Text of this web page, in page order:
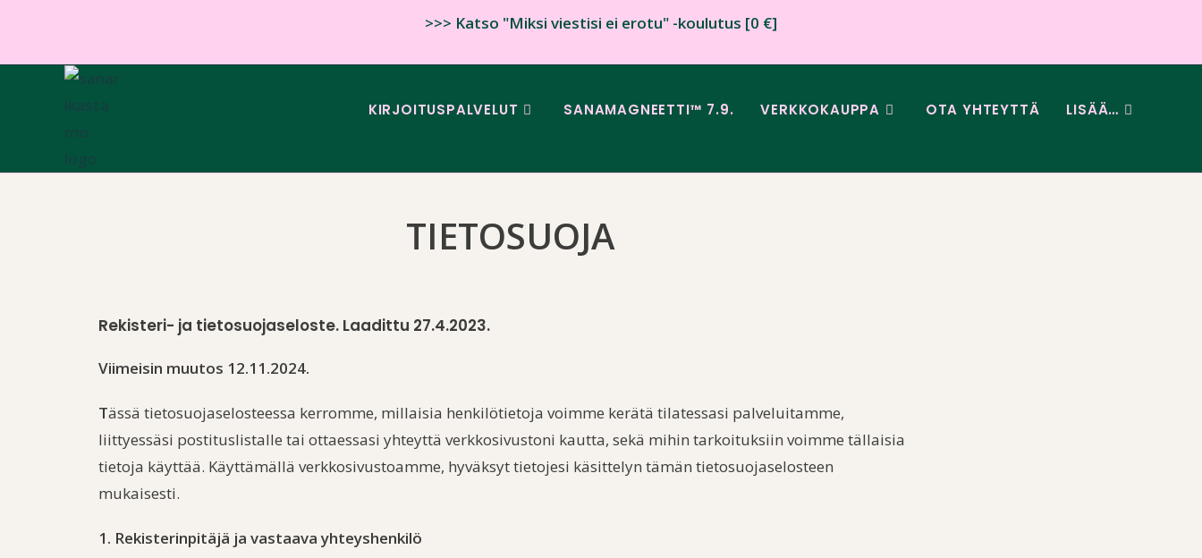
>>> Katso "Miksi viestisi ei erotu" -koulutus [0 €]
KIRJOITUSPALVELUT SANAMAGNEETTI™ 7.9. VERKKOKAUPPA OTA YHTEYTTÄ LISÄÄ…
TIETOSUOJA
Rekisteri- ja tietosuojaseloste. Laadittu 27.4.2023.
Viimeisin muutos 12.11.2024.
Tässä tietosuojaselosteessa kerromme, millaisia henkilötietoja voimme kerätä tilatessasi palveluitamme,
liittyessäsi postituslistalle tai ottaessasi yhteyttä verkkosivustoni kautta, sekä mihin tarkoituksiin voimme tällaisia
tietoja käyttää. Käyttämällä verkkosivustoamme, hyväksyt tietojesi käsittelyn tämän tietosuojaselosteen
mukaisesti.
1. Rekisterinpitäjä ja vastaava yhteyshenkilö